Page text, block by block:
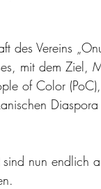
des Vereins
mit dem Ziel,
of Color
sind nun